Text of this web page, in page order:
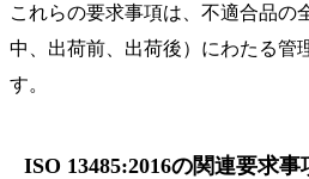
これらの要求事項は、不適合品の
中、出荷前、出荷後）にわたる管
す。
ISO 13485:2016の関連要求事